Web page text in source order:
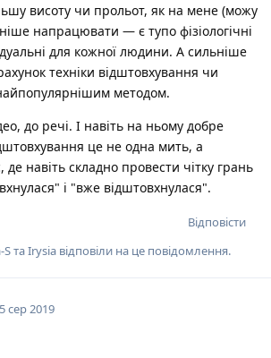
висоту чи прольот, як на мене (можу
напрацювати — є тупо фізіологічні
для кожної людини. А сильніше
техніки відштовхування чи
методом.
до речі. І навіть на ньому добре
це не одна мить, а
навіть складно провести чітку грань
і "вже відштовхнулася".
Відповісти
SтаIrysia відповіли на це повідомлення.
сер 2019